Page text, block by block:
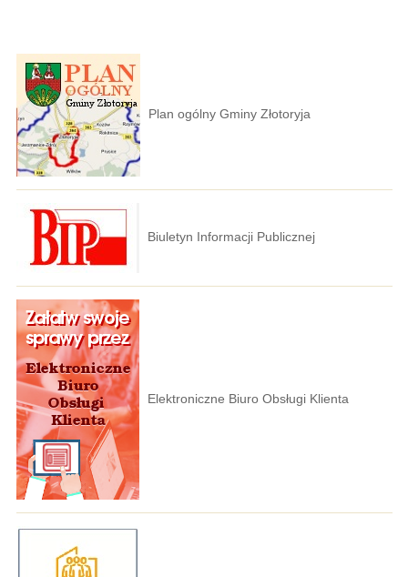
Plan ogólny Gminy Złotoryja
Biuletyn Informacji Publicznej
Elektroniczne Biuro Obsługi Klienta